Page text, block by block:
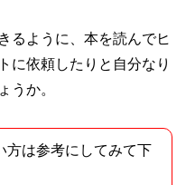
るように、本を読んでヒ
に依頼したりと自分なり
うか。
方は参考にしてみて下